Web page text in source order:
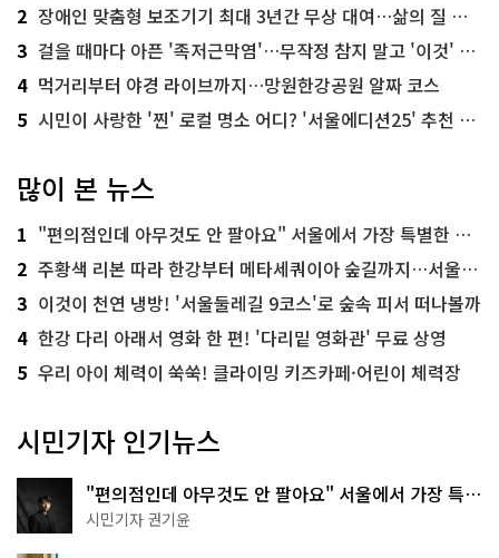
2 장애인 맞춤형 보조기기 최대 3년간 무상 대여…삶의 질 높인다
3 걸을 때마다 아픈 '족저근막염'…무작정 참지 말고 '이것' 해보세요!
4 먹거리부터 야경 라이브까지…망원한강공원 알짜 코스
5 시민이 사랑한 '찐' 로컬 명소 어디? '서울에디션25' 추천 코스
많이 본 뉴스
1 "편의점인데 아무것도 안 팔아요" 서울에서 가장 특별한 편의점의 정체
2 주황색 리본 따라 한강부터 메타세쿼이아 숲길까지…서울둘레길 15코스
3 이것이 천연 냉방! '서울둘레길 9코스'로 숲속 피서 떠나볼까
4 한강 다리 아래서 영화 한 편! '다리밑 영화관' 무료 상영
5 우리 아이 체력이 쑥쑥! 클라이밍 키즈카페·어린이 체력장
시민기자 인기뉴스
"편의점인데 아무것도 안 팔아요" 서울에서 가장 특별
한 편의점의 정체
시민기자 권기윤